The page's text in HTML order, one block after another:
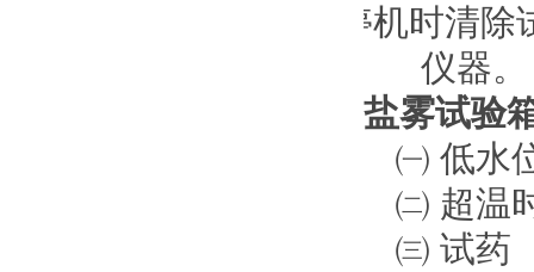
停机时清
仪器。
盐雾试验
㈠ 低水
㈡ 超温
㈢ 试药